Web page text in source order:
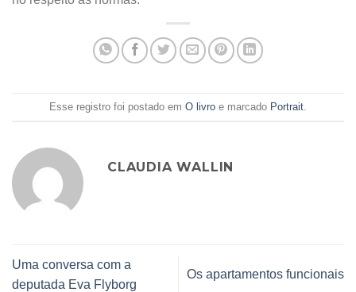
Esse registro foi postado em O livro e marcado Portrait
CLAUDIA WALLIN
Uma conversa com a
deputada Eva Flyborg
Os apartamentos funcionais